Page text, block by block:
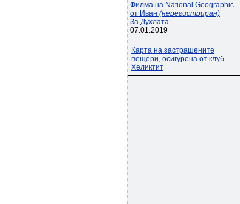
Филма на National Geographic
от Иван (нерегистриран)
За Духлата
07.01.2019
Карта на застрашените
пещери, осигурена от клуб
Хеликтит